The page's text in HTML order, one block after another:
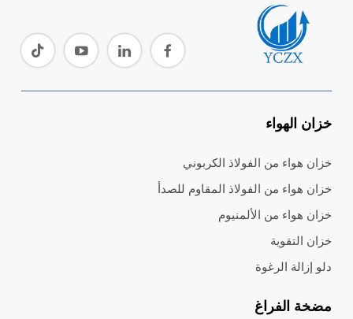
خزان الهواء
خزان هواء من الفولاذ الكربوني
خزان هواء من الفولاذ المقاوم للصدأ
خزان هواء من الألمنيوم
خزان التقوية
دلو إزالة الرغوة
مضخة الفراغ